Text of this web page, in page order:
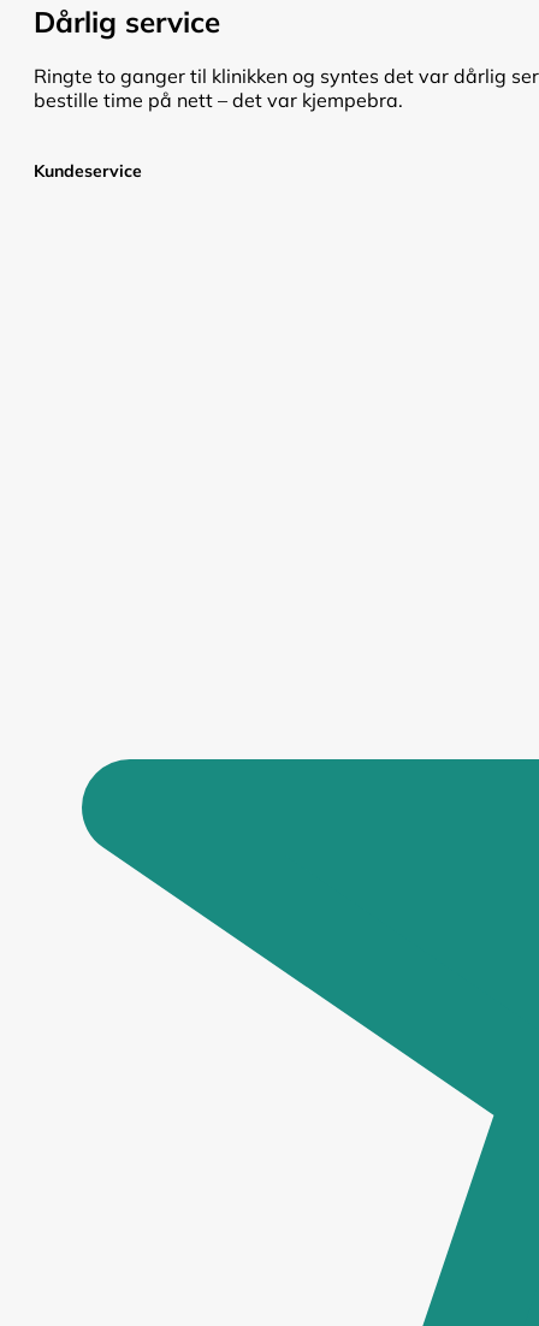
Dårlig service
Ringte to ganger til klinikken og syntes det var dårlig
bestille time på nett – det var kjempebra.
Kundeservice